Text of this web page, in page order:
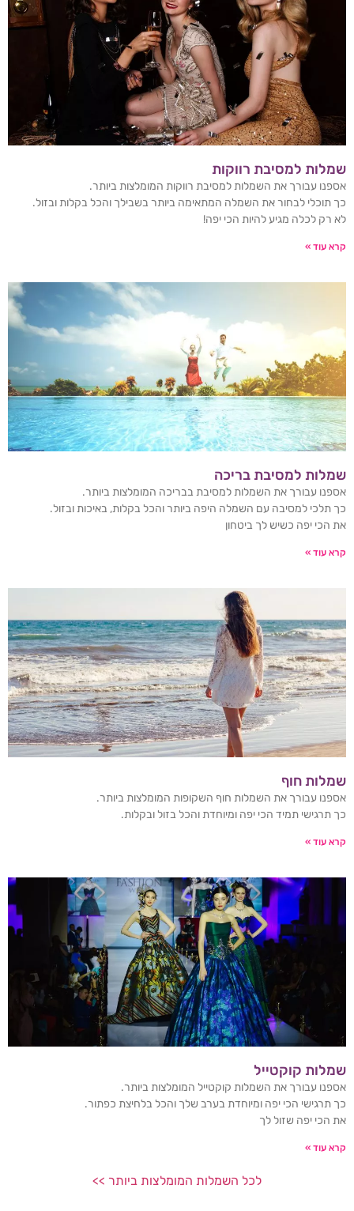
שמלות למסיבת רווקות
אספנו עבורך את השמלות למסיבת רווקות המומלצות ביותר.
כך תוכלי לבחור את השמלה המתאימה ביותר בשבילך והכל בקלות ובזול.
לא רק לכלה מגיע להיות הכי יפה!
קרא עוד »
שמלות למסיבת בריכה
אספנו עבורך את השמלות למסיבת בבריכה המומלצות ביותר.
כך תלכי למסיבה עם השמלה היפה ביותר והכל בקלות, באיכות ובזול.
את הכי יפה כשיש לך ביטחון
קרא עוד »
שמלות חוף
אספנו עבורך את השמלות חוף השקופות המומלצות ביותר.
כך תרגישי תמיד הכי יפה ומיוחדת והכל בזול ובקלות.
קרא עוד »
שמלות קוקטייל
אספנו עבורך את השמלות קוקטייל המומלצות ביותר.
כך תרגישי הכי יפה ומיוחדת בערב שלך והכל בלחיצת כפתור.
את הכי יפה שזול לך
קרא עוד »
לכל השמלות המומלצות ביותר >>